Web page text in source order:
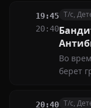
об
19:45
20:40
Т/с,
Во
берет
20:40 Т/с,